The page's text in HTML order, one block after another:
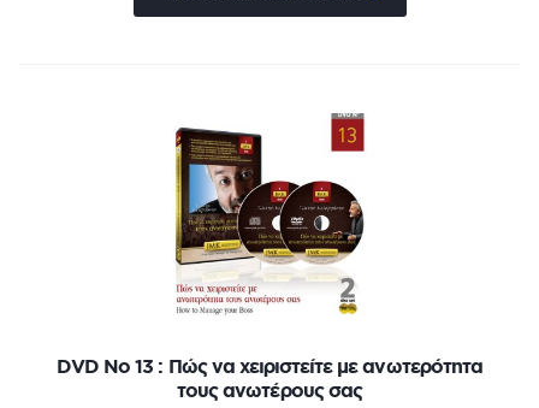
DVD No 13 : Πώς να χειριστείτε με ανωτερότητα
τους ανωτέρους σας